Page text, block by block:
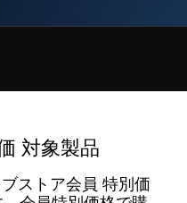
対象製品
ストア会員 特別価